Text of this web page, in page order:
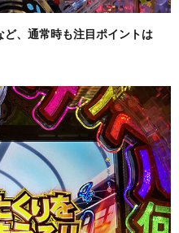
ど、通常時も注目ポイントは